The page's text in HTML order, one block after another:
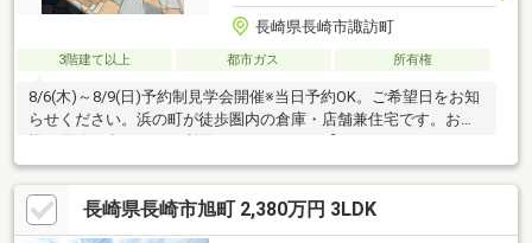
長崎県長崎市諏訪町
3階建て以上 都市ガス 所有権
8/6(木)～8/9(日)予約制見学会開催※当日予約OK。ご希望日をお知
らせください。浜の町が徒歩圏内の倉庫・店舗兼住宅です。お客
ト】・シロアリ防除工事施工後5年間保証。・返済額や融資可能額
など、お客様のご希望にあわせてご提案。住宅ローンが初めての
方でもお気軽にご相談ください。【周辺施設】・長崎市立古賀小
学校まで約60m(徒歩1分）・長崎市立桜馬場中学校まで約
長崎県長崎市旭町 2,380万円 3LDK